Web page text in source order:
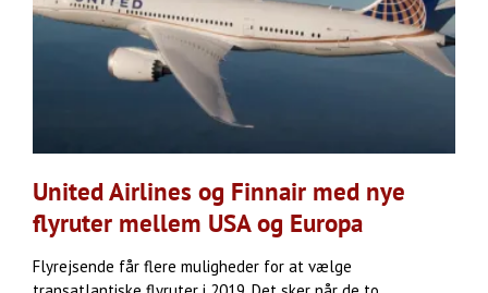
United Airlines og Finnair med nye
flyruter mellem USA og Europa
Flyrejsende får flere muligheder for at vælge